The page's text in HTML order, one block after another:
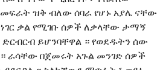
ዝቅ ብለው ሰባራ የሆኑ አያሌ ናቸው
ቃል የሚገቡ ሰዎች ለቃላቸው ታማኝ
ይሆንባቸዋል ። የወደዱትን ሰው
ራሳቸው በጀመሩት አጉል መንገድ ሰዎች